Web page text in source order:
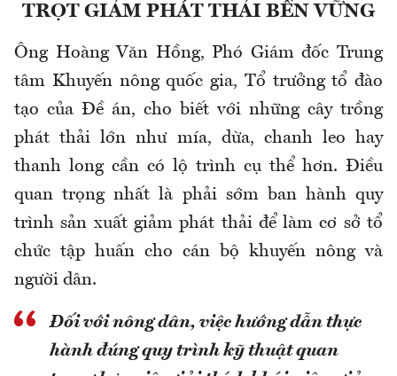
TRỌT GIẢM PHÁT THẢI BỀN VỮNG
Ông Hoàng Văn Hồng, Phó Giám đốc Trung
tâm Khuyến nông quốc gia, Tổ trưởng tổ đào
tạo của Đề án, cho biết với những cây trồng
phát thải lớn như mía, dừa, chanh leo hay
thanh long cần có lộ trình cụ thể hơn. Điều
quan trọng nhất là phải sớm ban hành quy
trình sản xuất giảm phát thải để làm cơ sở tổ
chức tập huấn cho cán bộ khuyến nông và
người dân.
Đối với nông dân, việc hướng dẫn thực
hành đúng quy trình kỹ thuật quan